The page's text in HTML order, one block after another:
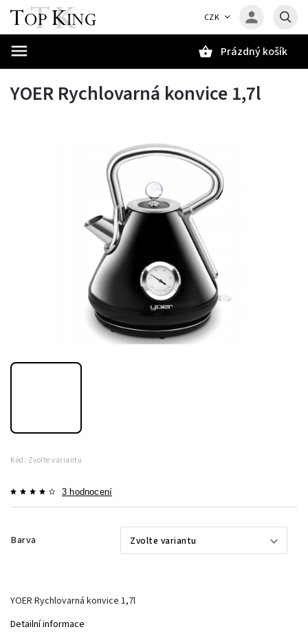
CZK
Prázdný košík
YOER Rychlovarná konvice 1,7l
Kód: Zvolte variantu
3 hodnocení
Barva
YOER Rychlovarná konvice 1,7l
Detailní informace